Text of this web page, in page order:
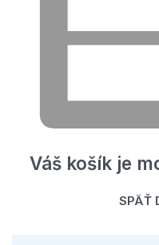
Váš košík je
SPÄŤ